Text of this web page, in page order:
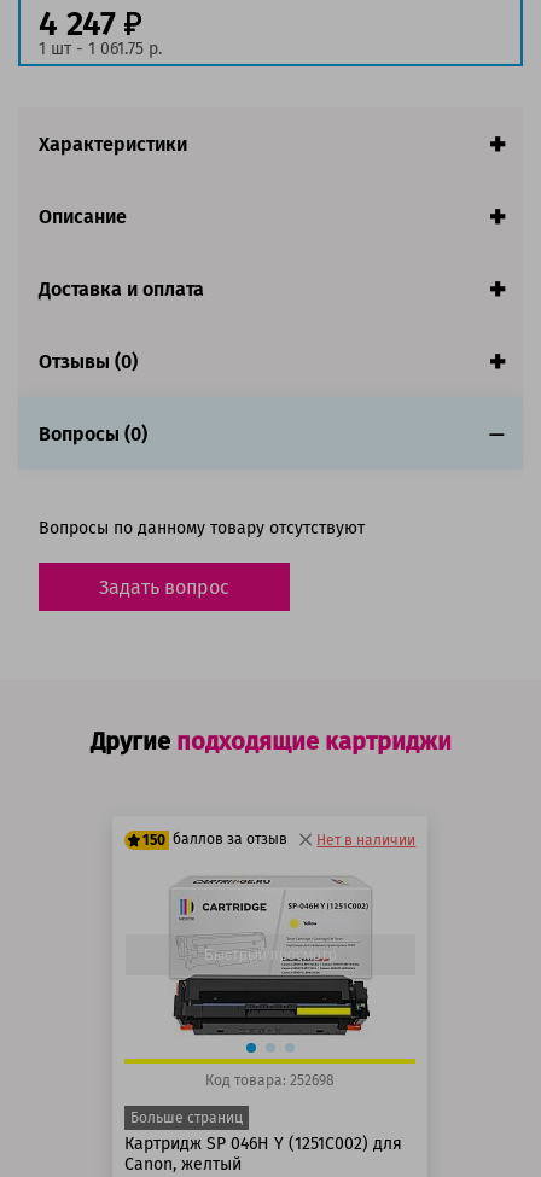
Страна:Китай
Гарантия:1 год
4 247
1 шт - 1 061.75 р.
Характеристики
Описание
Доставка и оплата
Отзывы (0)
Вопросы (0)
Вопросы по данному товару отсутствуют
Задать вопрос
Другие подходящие картриджи
150 баллов за отзыв
125 баллов
150 баллов
Нет в наличии
Быстрый просмотр
Код товара: 252698
Больше страниц
Картридж SP 046H Y (1251C002) для
Canon, желтый